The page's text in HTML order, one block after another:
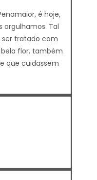
é hoje,
orgulhamos. Tal
tratado com
flor, também
que cuidassem